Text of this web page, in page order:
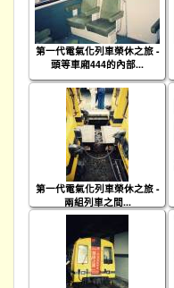
第一代電氣化列車榮休之旅 -
頭等車廂444的內部...
第一代電氣化列車榮休之旅 -
兩組列車之間...